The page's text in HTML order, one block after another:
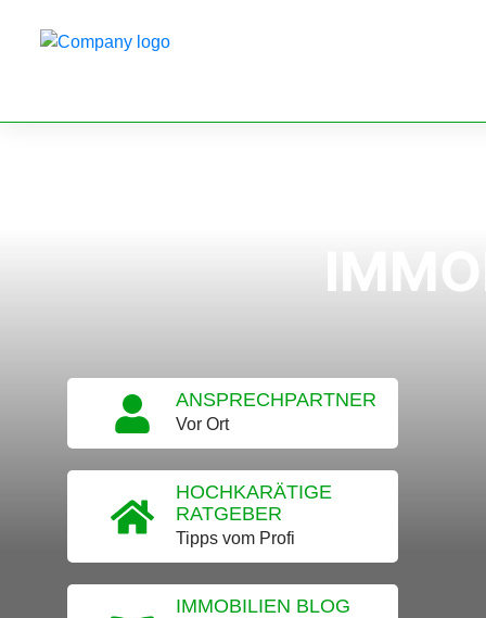
ANSPRECHPARTNER
Vor Ort
HOCHKARÄTIGE
RATGEBER
Tipps vom Profi
IMMOBILIEN BLOG